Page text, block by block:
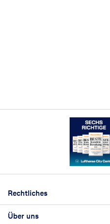
Rechtliches
AGB
Über uns